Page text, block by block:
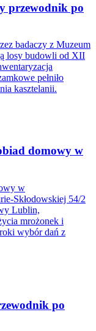
przewodnik po
badaczy z Muzeum
losy budowli od XII
pełniło
kasztelanii.
domowy w
w
Skłodowskiej 54/2
Lublin,
mrożonek i
wybór dań z
po